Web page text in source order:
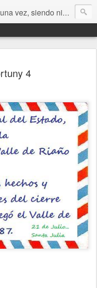
pozo de sueños cada instante... (Antonio Colinas) Fotografía de Ordoño Llamas de Juan
4